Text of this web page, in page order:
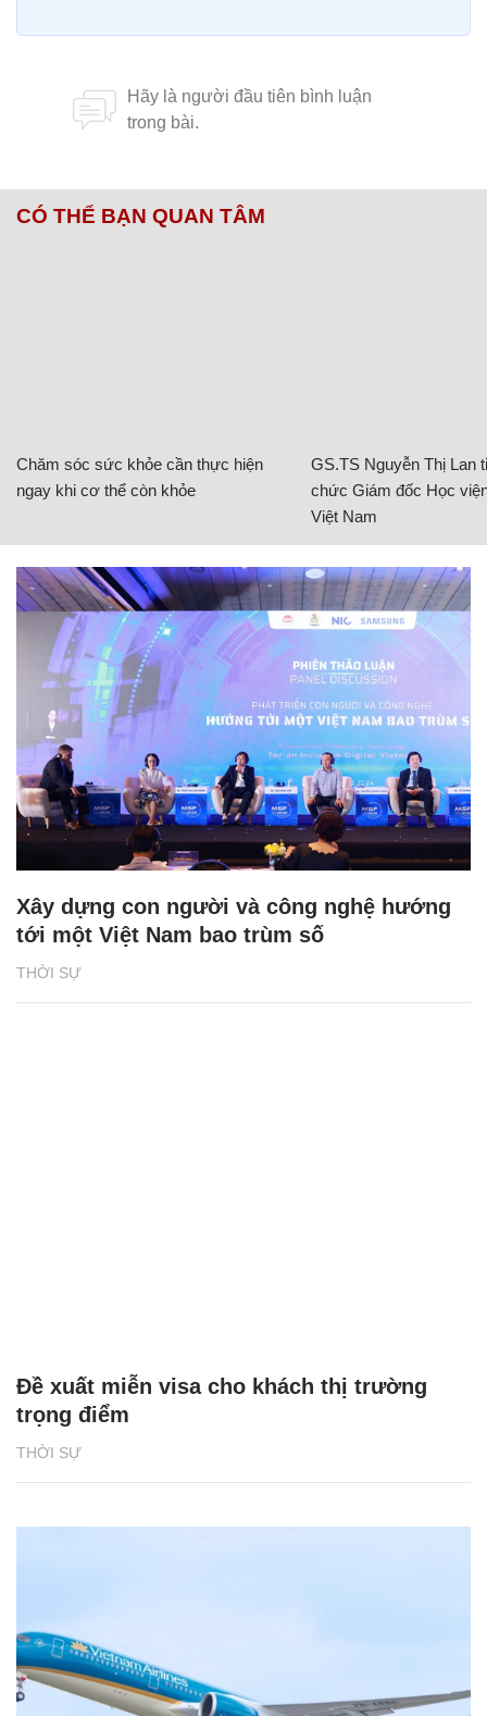
CÓ THỂ BẠN QUAN TÂM
Chăm sóc sức khỏe cần thực hiện
ngay khi cơ thể còn khỏe
GS.TS Nguyễn Thị Lan
chức Giám đốc Học
Việt Nam
THỜI SỰ
Xây dựng con người và công nghệ hướng
tới một Việt Nam bao trùm số
THỜI SỰ
Đề xuất miễn visa cho khách thị trường
trọng điểm